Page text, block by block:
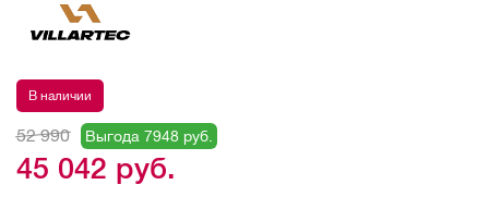
В наличии
52 990 Выгода 7948 руб.
45 042 руб.